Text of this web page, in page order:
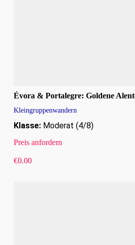
Évora & Portalegre: Goldene
Kleingruppenwandern
Klasse:Moderat (4/8)
Preis anfordern
€0.00